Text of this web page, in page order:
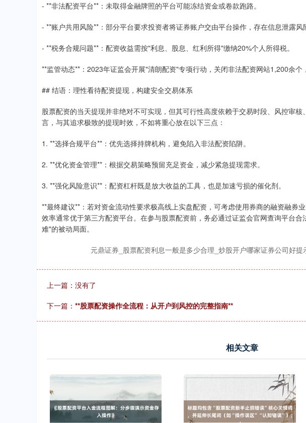
- **非法配资平台**：未取得金融牌照的平台可能冻结资金或卷款跑路。
- **账户共用风险**：部分平台要求投资者将证券账户交由平台操作，存在信息泄露风
- **税务合规问题**：配资收益需按"利息、股息、红利所得"缴纳20%个人所得税。
**监管动态**：2023年证监会开展"清朗配资"专项行动，关闭非法配资网站1,200余个
## 结语：理性看待配资提现，构建安全交易体系
股票配资的当天提现并非绝对不可实现，但其可行性高度依赖于交易时段、风控审
言，与其追求极致的提现时效，不如将重心放在以下三点：
1. **选择合规平台**：优先选择持牌机构，避免陷入非法配资陷阱。
2. **优化资金管理**：根据交易策略预留充足资金，减少紧急提现需求。
3. **强化风险意识**：配资杠杆既是放大收益的工具，也是加速亏损的催化剂。
**最终建议**：若对资金流动性要求极高线上实盘配资，可考虑使用券商的融资融券
效率通常优于第三方配资平台。在参与股票配资前，务必通过证监会官网查询平台
难"的被动局面。
元鼎证券_股票配资利息一般是多少合理_炒股开户哪家证券公司好提
上一篇：没有了
下一篇： **股票配资操作全流程：从开户到风控的完整指南**
相关文章